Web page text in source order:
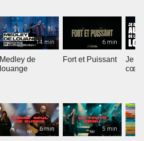
14 min
Medley de
louange
6 min
Fort et Puissant
Je
cœur
6 min 5 min